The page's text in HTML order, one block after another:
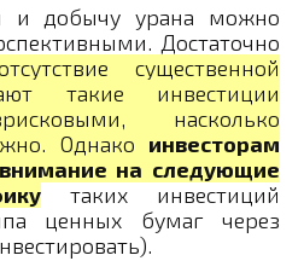
и добычу урана можно
Достаточно
существенной
такие инвестиции
насколько
Однако инвесторам
на следующие
таких инвестиций
ценных бумаг через